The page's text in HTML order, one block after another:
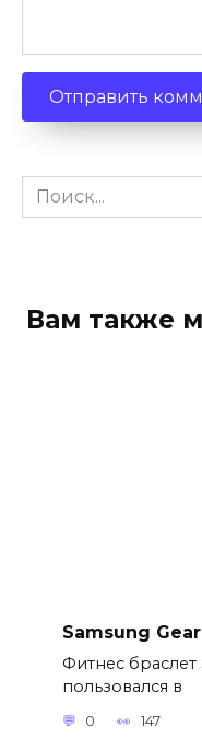
Search
for:
Вам также
Samsung
Фитнес браслет
пользовался в
0 147